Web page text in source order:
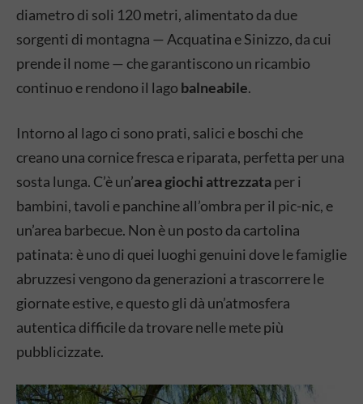
diametro di soli 120 metri, alimentato da due
sorgenti di montagna — Acquatina e Sinizzo, da cui
prende il nome — che garantiscono un ricambio
continuo e rendono il lago balneabile.
Intorno al lago ci sono prati, salici e boschi che
creano una cornice fresca e riparata, perfetta per una
sosta lunga. C’è un’area giochi attrezzataper i
bambini, tavoli e panchine all’ombra per il pic-nic, e
un’area barbecue. Non è un posto da cartolina
patinata: è uno di quei luoghi genuini dove le famiglie
abruzzesi vengono da generazioni a trascorrere le
giornate estive, e questo gli dà un’atmosfera
autentica difficile da trovare nelle mete più
pubblicizzate.